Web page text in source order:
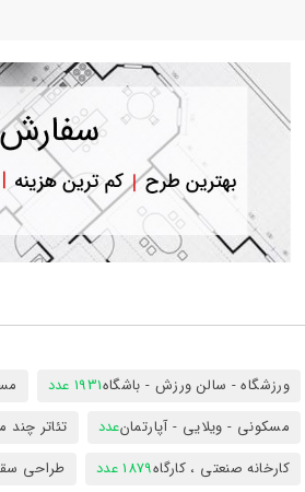
نام
بازیابی
رمز
ورزشگاه - سالن ورزش - باشگاه1931 عدد
مسکونی - ویلایی - آپارتمانعدد تئاتر
کارخانه صنعتی ، کارگاه1879 عدد طراحی